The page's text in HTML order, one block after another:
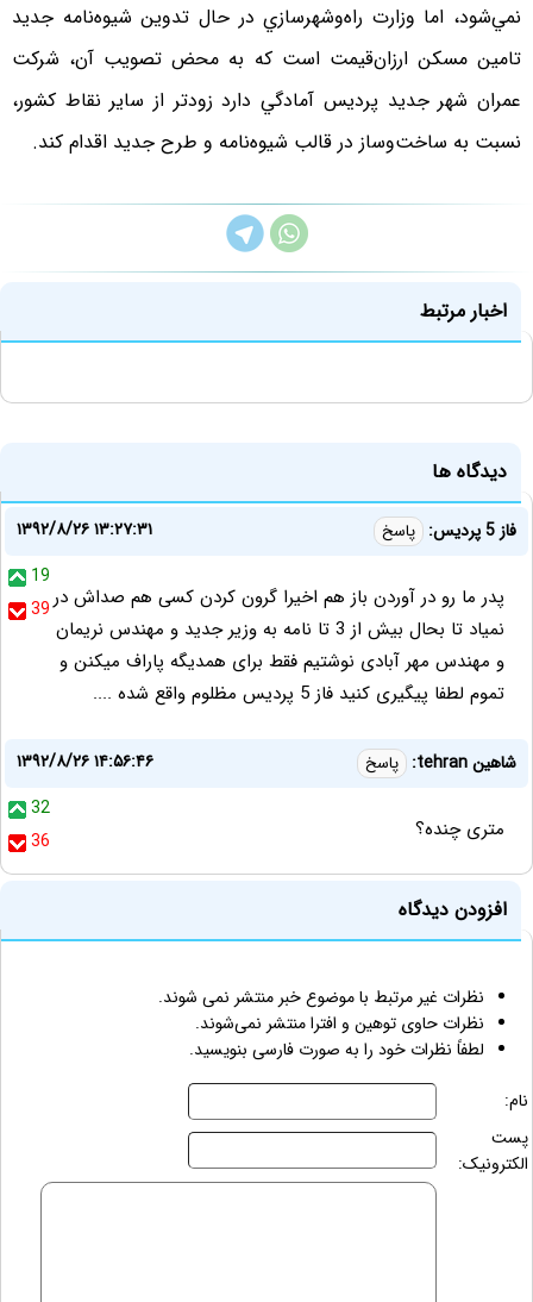
نمي‌شود، اما وزارت راه‌وشهرسازي در حال تدوين شيوه‌نامه جديد
تامين مسكن ارزان‌قيمت است كه به محض تصويب آن، شركت
عمران شهر جديد پرديس آمادگي دارد زودتر از ساير نقاط كشور،
نسبت به ساخت‌وساز در قالب شيوه‌نامه و طرح جديد اقدام كند.
اخبار مرتبط
دیدگاه ها
فاز 5 پردیس: پاسخ
۱۳۹۲/۸/۲۶ ۱۳:۲۷:۳۱
19
39پدر ما رو در آوردن باز هم اخیرا گرون کردن کسی هم صداش در
نمیاد تا بحال بیش از 3 تا نامه به وزیر جدید و مهندس نریمان
و مهندس مهر آبادی نوشتیم فقط برای همدیگه پاراف میکنن و
تموم لطفا پیگیری کنید فاز 5 پردیس مظلوم واقع شده ....
شاهین tehran: پاسخ
۱۳۹۲/۸/۲۶ ۱۴:۵۶:۴۶
32
36
متری چنده؟
افزودن دیدگاه
نظرات غیر مرتبط با موضوع خبر منتشر نمی شوند.
نظرات حاوی توهین و افترا منتشر نمی‌شوند.
لطفاً نظرات خود را به صورت فارسی بنویسید.
نام:
پست
الکترونیک: